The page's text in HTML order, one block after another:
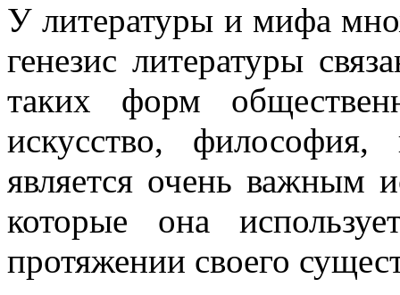
У литературы и мифа
генезис литературы
таких форм
искусство,
является очень важным
которые она
протяжении своего